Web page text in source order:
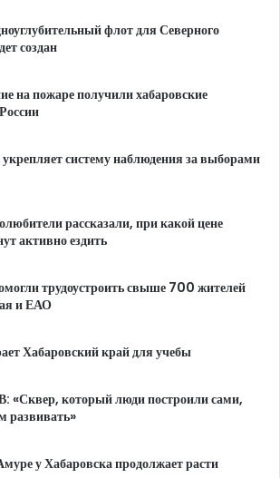
флот для Северного
создан
на пожаре получили хабаровские
систему наблюдения за выборами
рассказали, при какой цене
активно ездить
трудоустроить свыше 700 жителей
и ЕАО
Хабаровский край для учебы
который люди построили сами,
развивать»
у Хабаровска продолжает расти